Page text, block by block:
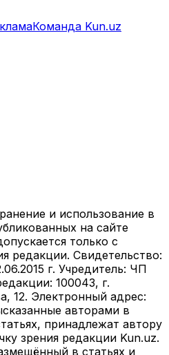
Команда Kun.uz
и использование в
на сайте
только с
редакции. Свидетельство:
г. Учредитель: ЧП
100043, г.
12. Электронный адрес:
авторами в
принадлежат автору
зрения редакции Kun.uz.
в статьях и